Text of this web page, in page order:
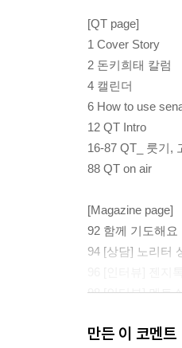
[QT page]
1 Cover Story
2 돈키희태 칼럼
4 캘린더
6 How to use
12 QT Intro
16-87 QT_ 룻기,
88 QT on air
[Magazine page]
92 함께 기도해요
94 [상담] 노리터
98 [인터뷰] 멘토
106 [에세이] 선교
만든 이 코멘트